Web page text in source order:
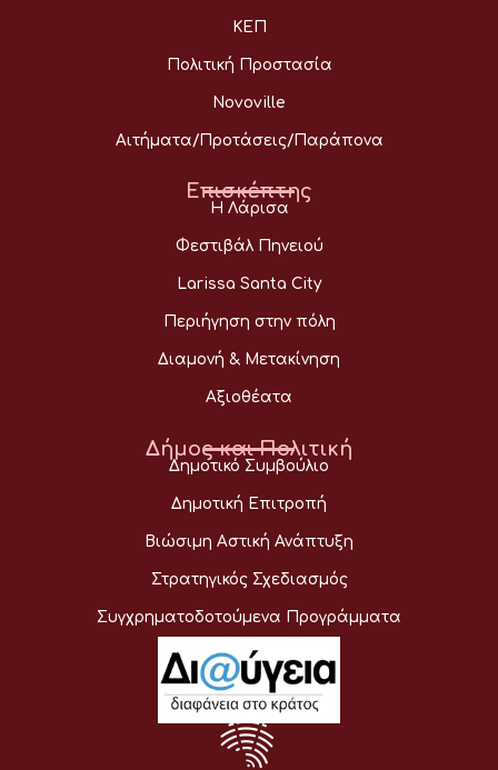
ΚΕΠ
Πολιτική Προστασία
Novoville
Αιτήματα/Προτάσεις/Παράπονα
Επισκέπτης
Η Λάρισα
Φεστιβάλ Πηνειού
Larissa Santa City
Περιήγηση στην πόλη
Διαμονή & Μετακίνηση
Αξιοθέατα
Δήμος και Πολιτική
Δημοτικό Συμβούλιο
Δημοτική Επιτροπή
Βιώσιμη Αστική Ανάπτυξη
Στρατηγικός Σχεδιασμός
Συγχρηματοδοτούμενα Προγράμματα